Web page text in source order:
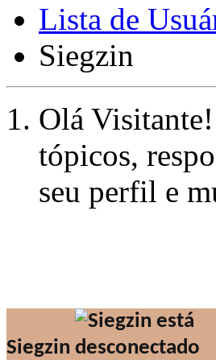
Lista de
Siegzin
Olá Visitante!
tópicos,
seu perfil e
Siegzin